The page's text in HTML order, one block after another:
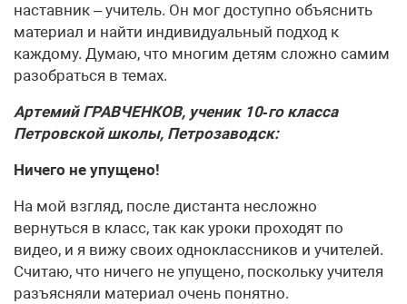
наставник – учитель. Он мог доступно объяснить
материал и найти индивидуальный подход к
каждому. Думаю, что многим детям сложно самим
разобраться в темах.
Артемий ГРАВЧЕНКОВ, ученик 10‑го класса
Петровской школы, Петрозаводск:
Ничего не упущено!
На мой взгляд, после дистанта несложно
вернуться в класс, так как уроки проходят по
видео, и я вижу своих одноклассников и учителей.
Считаю, что ничего не упущено, поскольку учителя
разъясняли материал очень понятно.